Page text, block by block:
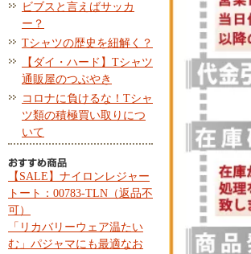
ビブスと言えばサッカ
ー？
Tシャツの歴史を紐解く？
【ダイ・ハード】Tシャツ
通販屋のつぶやき
コロナに負けるな！Tシャ
ツ類の積極買い取りにつ
いて
【SALE】ナイロンレジャー
トート：00783-TLN（返品不
可）
「リカバリーウェア温たい
む」パジャマにも最適なお